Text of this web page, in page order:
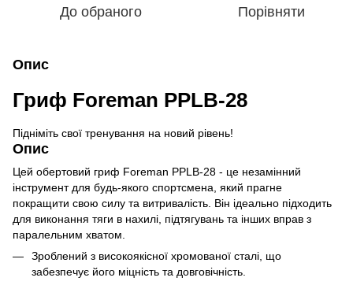
До обраного Порівняти
Опис
Гриф Foreman PPLB-28
Підніміть свої тренування на новий рівень!
Опис
Цей обертовий гриф Foreman PPLB-28 - це незамінний
інструмент для будь-якого спортсмена, який прагне
покращити свою силу та витривалість. Він ідеально підходить
для виконання тяги в нахилі, підтягувань та інших вправ з
паралельним хватом.
Зроблений з високоякісної хромованої сталі, що
забезпечує його міцність та довговічність.